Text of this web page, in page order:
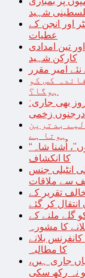
اور انجن کے
عطیات
تین امدادی
کارکن شہید
امیر مقرر
کس کو
ہوگا؟
جارحیت 70 ویں روز بھی جاری:
بدترین
ہوتا ہے
“غزہ کے حالات دیکھ کر اسلام کے قریب آئی ہوں”، اُشنا شاہ
کا انکشاف
انٹیلی جنس
سے ملاقات
تقریر کے
انتقال کر گئے
گلے ملنے کے
کا مشورہ
بلانے
کا مطالبہ
جاری ہیں،
نہ رکھ سکی